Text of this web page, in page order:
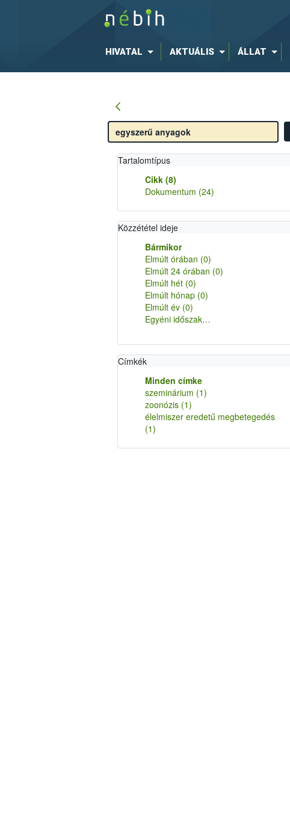
HIVATAL AKTUÁLIS ÁLLAT
Tartalomtípus
Cikk (8)
Dokumentum (24)
Közzététel ideje
Bármikor
Elmúlt órában (0)
Elmúlt 24 órában (0)
Elmúlt hét (0)
Elmúlt hónap (0)
Elmúlt év (0)
Egyéni időszak…
Címkék
Minden címke
szeminárium (1)
zoonózis (1)
élelmiszer eredetű megbetegedés
(1)